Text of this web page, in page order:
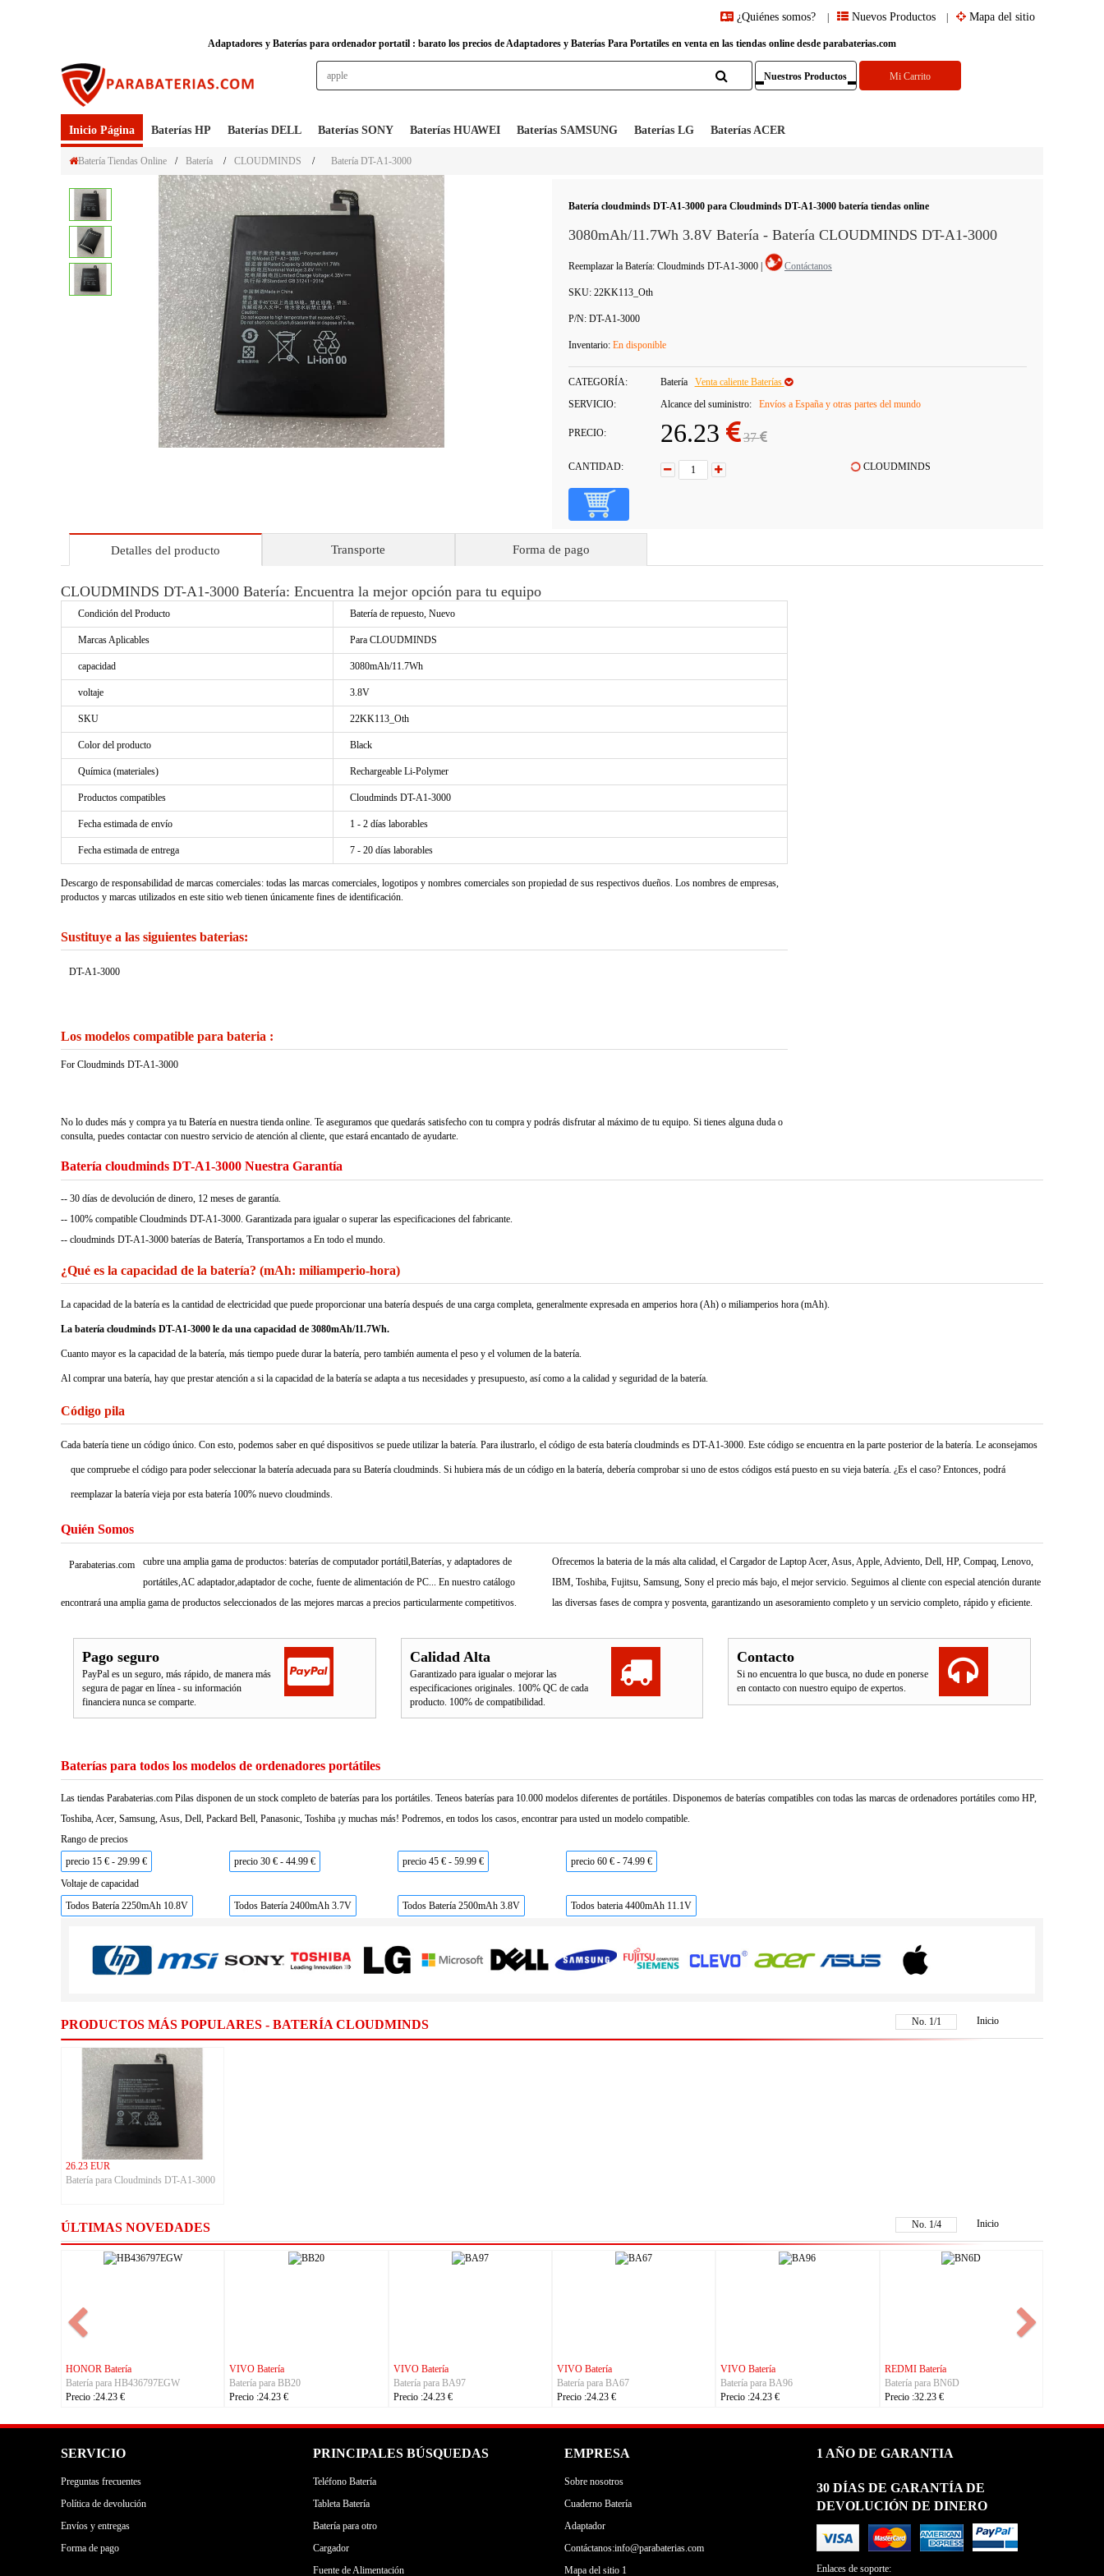
Mapa del sitio
Nuevos Productos
¿Quiénes somos?
Adaptadores y Baterías para ordenador portatil : barato los precios de Adaptadores y Baterías Para Portatiles en venta en las tiendas online desde parabaterias.com
Nuestros Productos Mi Carrito
Inicio Página Baterías HP Baterías DELL Baterías SONY Baterías HUAWEI Baterías SAMSUNG Baterías LG Baterías ACER
Batería Tiendas Online / Batería / CLOUDMINDS / Batería DT-A1-3000
Batería cloudminds DT-A1-3000 para Cloudminds DT-A1-3000 batería tiendas online
3080mAh/11.7Wh 3.8V Batería - Batería CLOUDMINDS DT-A1-3000
Reemplazar la Batería: Cloudminds DT-A1-3000 Contáctanos
SKU: 22KK113_Oth
P/N: DT-A1-3000
Inventario: En disponible
CATEGORÍA: Batería
Venta caliente Baterías
SERVICIO:
Alcance del suministro: Envíos a España y otras partes del mundo
PRECIO: 26.23 37
CANTIDAD: CLOUDMINDS
Detalles del producto Transporte Forma de pago
CLOUDMINDS DT-A1-3000 Batería: Encuentra la mejor opción para tu equipo
Condición del Producto Batería de repuesto, Nuevo
Marcas Aplicables Para CLOUDMINDS
capacidad 3080mAh/11.7Wh
voltaje 3.8V
SKU 22KK113_Oth
Color del producto Black
Química (materiales) Rechargeable Li-Polymer
Productos compatibles Cloudminds DT-A1-3000
Fecha estimada de envío 1 - 2 días laborables
Fecha estimada de entrega 7 - 20 días laborables
Descargo de responsabilidad de marcas comerciales: todas las marcas comerciales, logotipos y nombres comerciales son propiedad de sus respectivos dueños. Los nombres de empresas,
productos y marcas utilizados en este sitio web tienen únicamente fines de identificación.
Sustituye a las siguientes baterias:
DT-A1-3000
Los modelos compatible para bateria :
For Cloudminds DT-A1-3000
No lo dudes más y compra ya tu Batería en nuestra tienda online. Te aseguramos que quedarás satisfecho con tu compra y podrás disfrutar al máximo de tu equipo. Si tienes alguna duda o
consulta, puedes contactar con nuestro servicio de atención al cliente, que estará encantado de ayudarte.
Batería cloudminds DT-A1-3000 Nuestra Garantía
-- 30 días de devolución de dinero, 12 meses de garantía.
-- 100% compatible Cloudminds DT-A1-3000. Garantizada para igualar o superar las especificaciones del fabricante.
-- cloudminds DT-A1-3000 baterías de Batería, Transportamos a En todo el mundo.
¿Qué es la capacidad de la batería? (mAh: miliamperio-hora)
La capacidad de la batería es la cantidad de electricidad que puede proporcionar una batería después de una carga completa, generalmente expresada en amperios hora (Ah) o miliamperios hora (mAh).
La batería cloudminds DT-A1-3000 le da una capacidad de 3080mAh/11.7Wh.
Cuanto mayor es la capacidad de la batería, más tiempo puede durar la batería, pero también aumenta el peso y el volumen de la batería.
Al comprar una batería, hay que prestar atención a si la capacidad de la batería se adapta a tus necesidades y presupuesto, así como a la calidad y seguridad de la batería.
Código pila
Cada batería tiene un código único. Con esto, podemos saber en qué dispositivos se puede utilizar la batería. Para ilustrarlo, el código de esta batería cloudminds es DT-A1-3000. Este código se encuentra en la parte posterior de la batería. Le aconsejamos
que compruebe el código para poder seleccionar la batería adecuada para su Batería cloudminds. Si hubiera más de un código en la batería, debería comprobar si uno de estos códigos está puesto en su vieja batería. ¿Es el caso? Entonces, podrá
reemplazar la batería vieja por esta batería 100% nuevo cloudminds.
Quién Somos
Parabaterias.com
cubre una amplia gama de productos: baterías de computador portátil,Baterías, y adaptadores de
portátiles,AC adaptador,adaptador de coche, fuente de alimentación de PC... En nuestro catálogo
encontrará una amplia gama de productos seleccionados de las mejores marcas a precios particularmente competitivos.
Ofrecemos la bateria de la más alta calidad, el Cargador de Laptop Acer, Asus, Apple, Adviento, Dell, HP, Compaq, Lenovo,
IBM, Toshiba, Fujitsu, Samsung, Sony el precio más bajo, el mejor servicio. Seguimos al cliente con especial atención durante
las diversas fases de compra y posventa, garantizando un asesoramiento completo y un servicio completo, rápido y eficiente.
Pago seguro
PayPal es un seguro, más rápido, de manera más
segura de pagar en línea - su información
financiera nunca se comparte.
Calidad Alta
Garantizado para igualar o mejorar las
especificaciones originales. 100% QC de cada
producto. 100% de compatibilidad.
Contacto
Si no encuentra lo que busca, no dude en ponerse
en contacto con nuestro equipo de expertos.
Baterías para todos los modelos de ordenadores portátiles
Las tiendas Parabaterias.com Pilas disponen de un stock completo de baterías para los portátiles. Teneos baterías para 10.000 modelos diferentes de portátiles. Disponemos de baterías compatibles con todas las marcas de ordenadores portátiles como HP,
Toshiba, Acer, Samsung, Asus, Dell, Packard Bell, Panasonic, Toshiba ¡y muchas más! Podremos, en todos los casos, encontrar para usted un modelo compatible.
Rango de precios
precio 15 € - 29.99 €
precio 30 € - 44.99 € precio 45 € - 59.99 €
precio 60 € - 74.99 €
Voltaje de capacidad
Todos Batería 2250mAh 10.8V
Todos Batería 2400mAh 3.7V Todos Batería 2500mAh 3.8V Todos bateria 4400mAh 11.1V
PRODUCTOS MÁS POPULARES - BATERÍA CLOUDMINDS No. 1/1 Inicio
26.23 EUR
Batería para Cloudminds DT-A1-3000
ÚLTIMAS NOVEDADES No. 1/4 Inicio
VIVO Batería
Batería para BA97
Batería para BA67
Batería para BA96
Batería para BN6D
Batería para BL-25AA
ASUS Batería
Batería para C21P2401
SERVICIO
Preguntas frecuentes
Política de devolución
Envíos y entregas
Forma de pago
PRINCIPALES BÚSQUEDAS
Teléfono Batería
Tableta Batería
Batería para otro
Cargador
Fuente de Alimentación
EMPRESA
Sobre nosotros
Cuaderno Batería
Adaptador
Contáctanos:info@parabaterias.com
Mapa del sitio 1
1 AÑO DE GARANTIA
30 DÍAS DE GARANTÍA DE
DEVOLUCIÓN DE DINERO
Enlaces de soporte: